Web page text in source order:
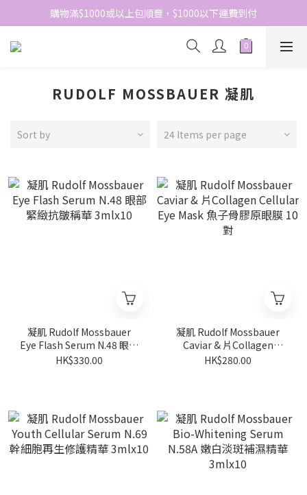
網站免費登記會員，會員優惠價於結帳時自動扣減
購物滿$1000或以上包順豐，$1000以下運費到付
網站免費登記會員，會員優惠價於結帳時自動扣減
RUDOLF MOSSBAUER 凝肌
Sort by 24 Items per page
凝肌 Rudolf Mossbauer
Eye Flash Serum N.48 眼部
緊緻抗皺稱華 3mlx10
HK$330.00
凝肌 Rudolf Mossbauer
Caviar & 片Collagen
Cellular Eye Mask 魚子骨膠
HK$280.00